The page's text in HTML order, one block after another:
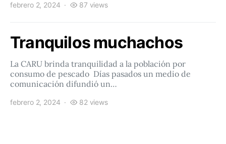
febrero 2, 2024 87 views
Tranquilos muchachos
La CARU brinda tranquilidad a la población por
consumo de pescado Días pasados un medio de
comunicación difundió un…
febrero 2, 2024 82 views